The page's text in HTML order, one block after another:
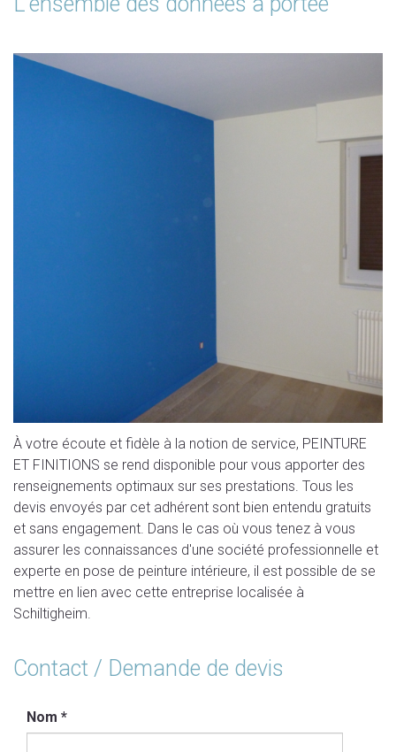
À votre écoute et fidèle à la notion de service, PEINTURE
ET FINITIONS se rend disponible pour vous apporter des
renseignements optimaux sur ses prestations. Tous les
devis envoyés par cet adhérent sont bien entendu gratuits
et sans engagement. Dans le cas où vous tenez à vous
assurer les connaissances d'une société professionnelle et
experte en pose de peinture intérieure, il est possible de se
mettre en lien avec cette entreprise localisée à
Schiltigheim.
Contact / Demande de devis
Nom *